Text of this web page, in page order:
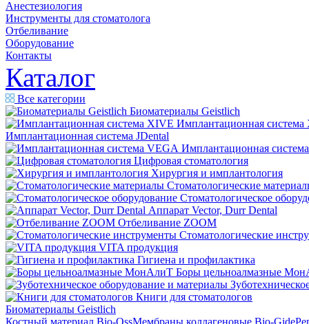
Анестезиология
Инструменты для стоматолога
Отбеливание
Оборудование
Контакты
Каталог
Все категории
Биоматериалы Geistlich
Имплантационная
Имплантационная система JDental
Имплантационная
Цифровая стоматология
Хирургия и имплантология
Стоматологические
Стоматологическое
Аппарат Vector, Durr Dental
Отбеливание ZOOM
Стоматологические
VITA продукция
Гигиена и профилактика
Боры цельноалмазные
Книги для стоматологов
Биоматериалы Geistlich